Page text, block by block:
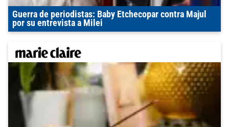
Guerra de periodistas: Baby Etchecopar contra Majul
por su entrevista a Milei